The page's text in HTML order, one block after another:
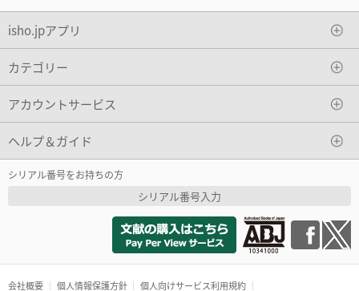
isho.jpアプリ
カテゴリー
アカウントサービス
ヘルプ＆ガイド
シリアル番号をお持ちの方
シリアル番号入力
会社概要 個人情報保護方針 個人向けサービス利用規約